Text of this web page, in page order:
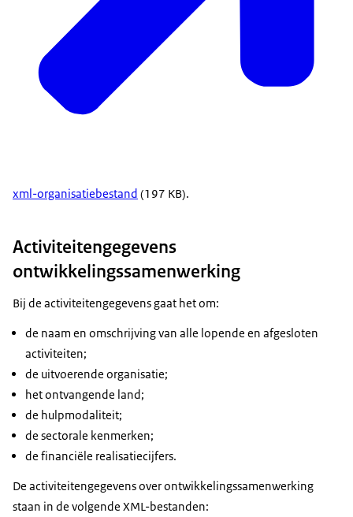
xml-organisatiebestand (197 KB).
Activiteitengegevens
ontwikkelingssamenwerking
Bij de activiteitengegevens gaat het om:
de naam en omschrijving van alle lopende en afgesloten
activiteiten;
de uitvoerende organisatie;
het ontvangende land;
de hulpmodaliteit;
de sectorale kenmerken;
de financiële realisatiecijfers.
De activiteitengegevens over ontwikkelingssamenwerking
staan in de volgende XML-bestanden: